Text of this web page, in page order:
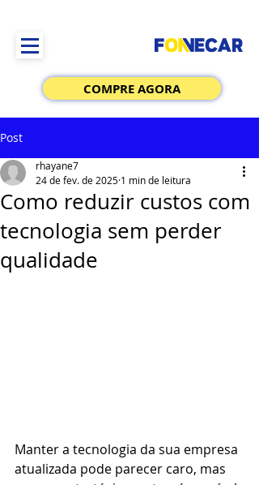
COMPRE AGORA
Post
Como reduzir custos com
tecnologia sem perder
qualidade
rhayane7
24 de fev. de 2025 1 min de leitura
Manter a tecnologia da sua empresa
atualizada pode parecer caro, mas